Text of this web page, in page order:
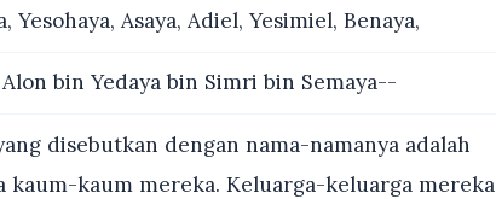
Yesohaya, Asaya, Adiel, Yesimiel, Benaya,
bin Yedaya bin Simri bin Semaya--
disebutkan dengan nama-namanya adalah
kaum mereka. Keluarga-keluarga mereka